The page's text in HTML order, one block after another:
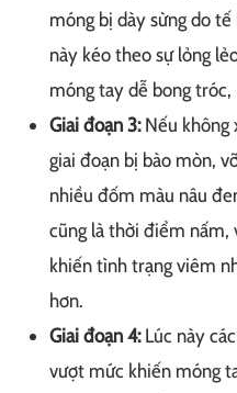
móng bị dày sừng do
này kéo theo sự lỏng
móng tay dễ bong tróc,
Giai đoạn 3:Nếu không
giai đoạn bị bào mòn,
nhiều đốm màu nâu
cũng là thời điểm nấm,
khiến tình trạng viêm
hơn.
Giai đoạn 4:Lúc này
vượt mức khiến móng